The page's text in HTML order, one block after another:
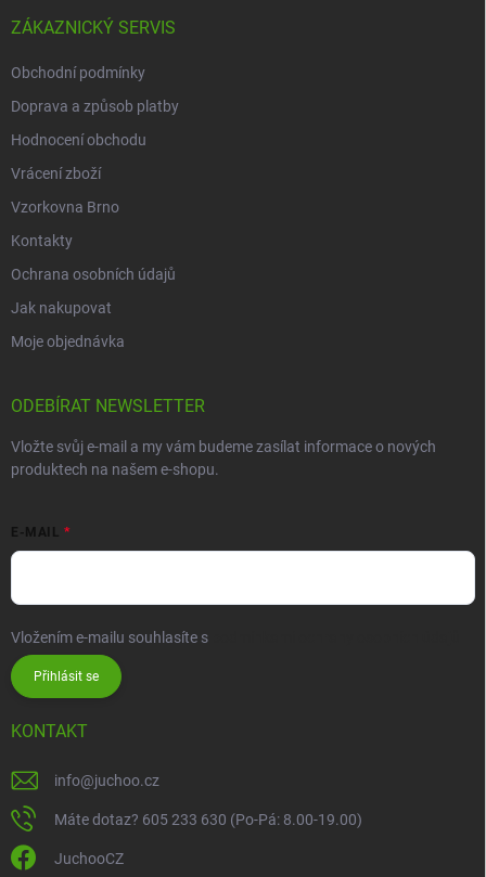
ZÁKAZNICKÝ SERVIS
Obchodní podmínky
Doprava a způsob platby
Hodnocení obchodu
Vrácení zboží
Vzorkovna Brno
Kontakty
Ochrana osobních údajů
Jak nakupovat
Moje objednávka
ODEBÍRAT NEWSLETTER
Vložte svůj e-mail a my vám budeme zasílat informace o nových
produktech na našem e-shopu.
E-MAIL
Vložením e-mailu souhlasíte s
Přihlásit se
KONTAKT
info@juchoo.cz
Máte dotaz? 605 233 630 (Po-Pá: 8.00-19.00)
JuchooCZ